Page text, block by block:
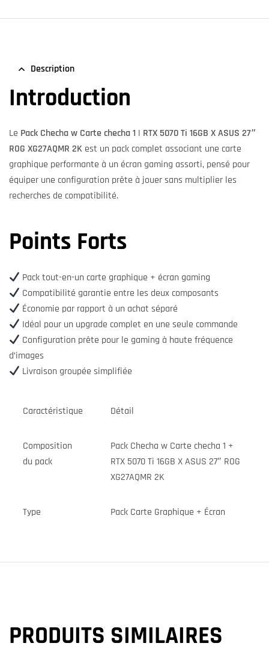
Description
Introduction
Le Pack Checha w Carte checha 1 | RTX 5070 Ti 16GB X ASUS 27″
ROG XG27AQMR 2K est un pack complet associant une carte
graphique performante à un écran gaming assorti, pensé pour
équiper une configuration prête à jouer sans multiplier les
recherches de compatibilité.
Points Forts
Pack tout-en-un carte graphique + écran gaming
Compatibilité garantie entre les deux composants
Économie par rapport à un achat séparé
Idéal pour un upgrade complet en une seule commande
Configuration prête pour le gaming à haute fréquence
d’images
Livraison groupée simplifiée
Caractéristique Détail
Composition
du pack
Pack Checha w Carte checha 1 +
RTX 5070 Ti 16GB X ASUS 27″ ROG
XG27AQMR 2K
Type Pack Carte Graphique + Écran
PRODUITS SIMILAIRES